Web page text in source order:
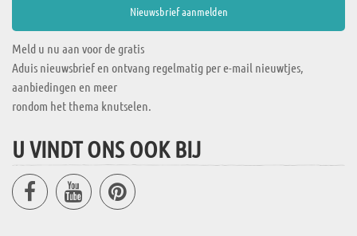
Meld u nu aan voor de gratis
Aduis nieuwsbrief en ontvang regelmatig per e-mail nieuwtjes,
aanbiedingen en meer
rondom het thema knutselen.
U VINDT ONS OOK BIJ